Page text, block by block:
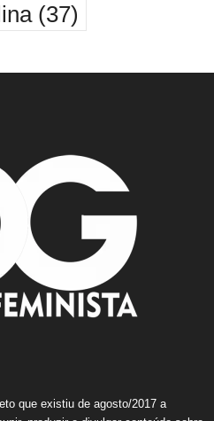
(37)
que existiu de agosto/2017 a